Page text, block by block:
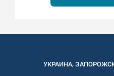
УКРАИНА,